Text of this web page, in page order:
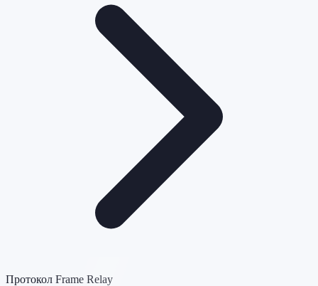
Протокол Frame Relay